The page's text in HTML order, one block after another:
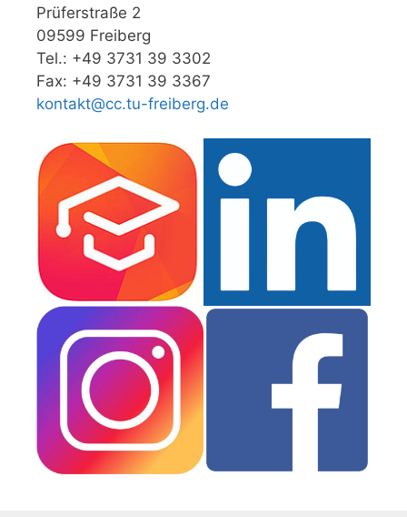
Prüferstraße 2
09599 Freiberg
Tel.: +49 3731 39 3302
Fax: +49 3731 39 3367
kontakt@cc.tu-freiberg.de